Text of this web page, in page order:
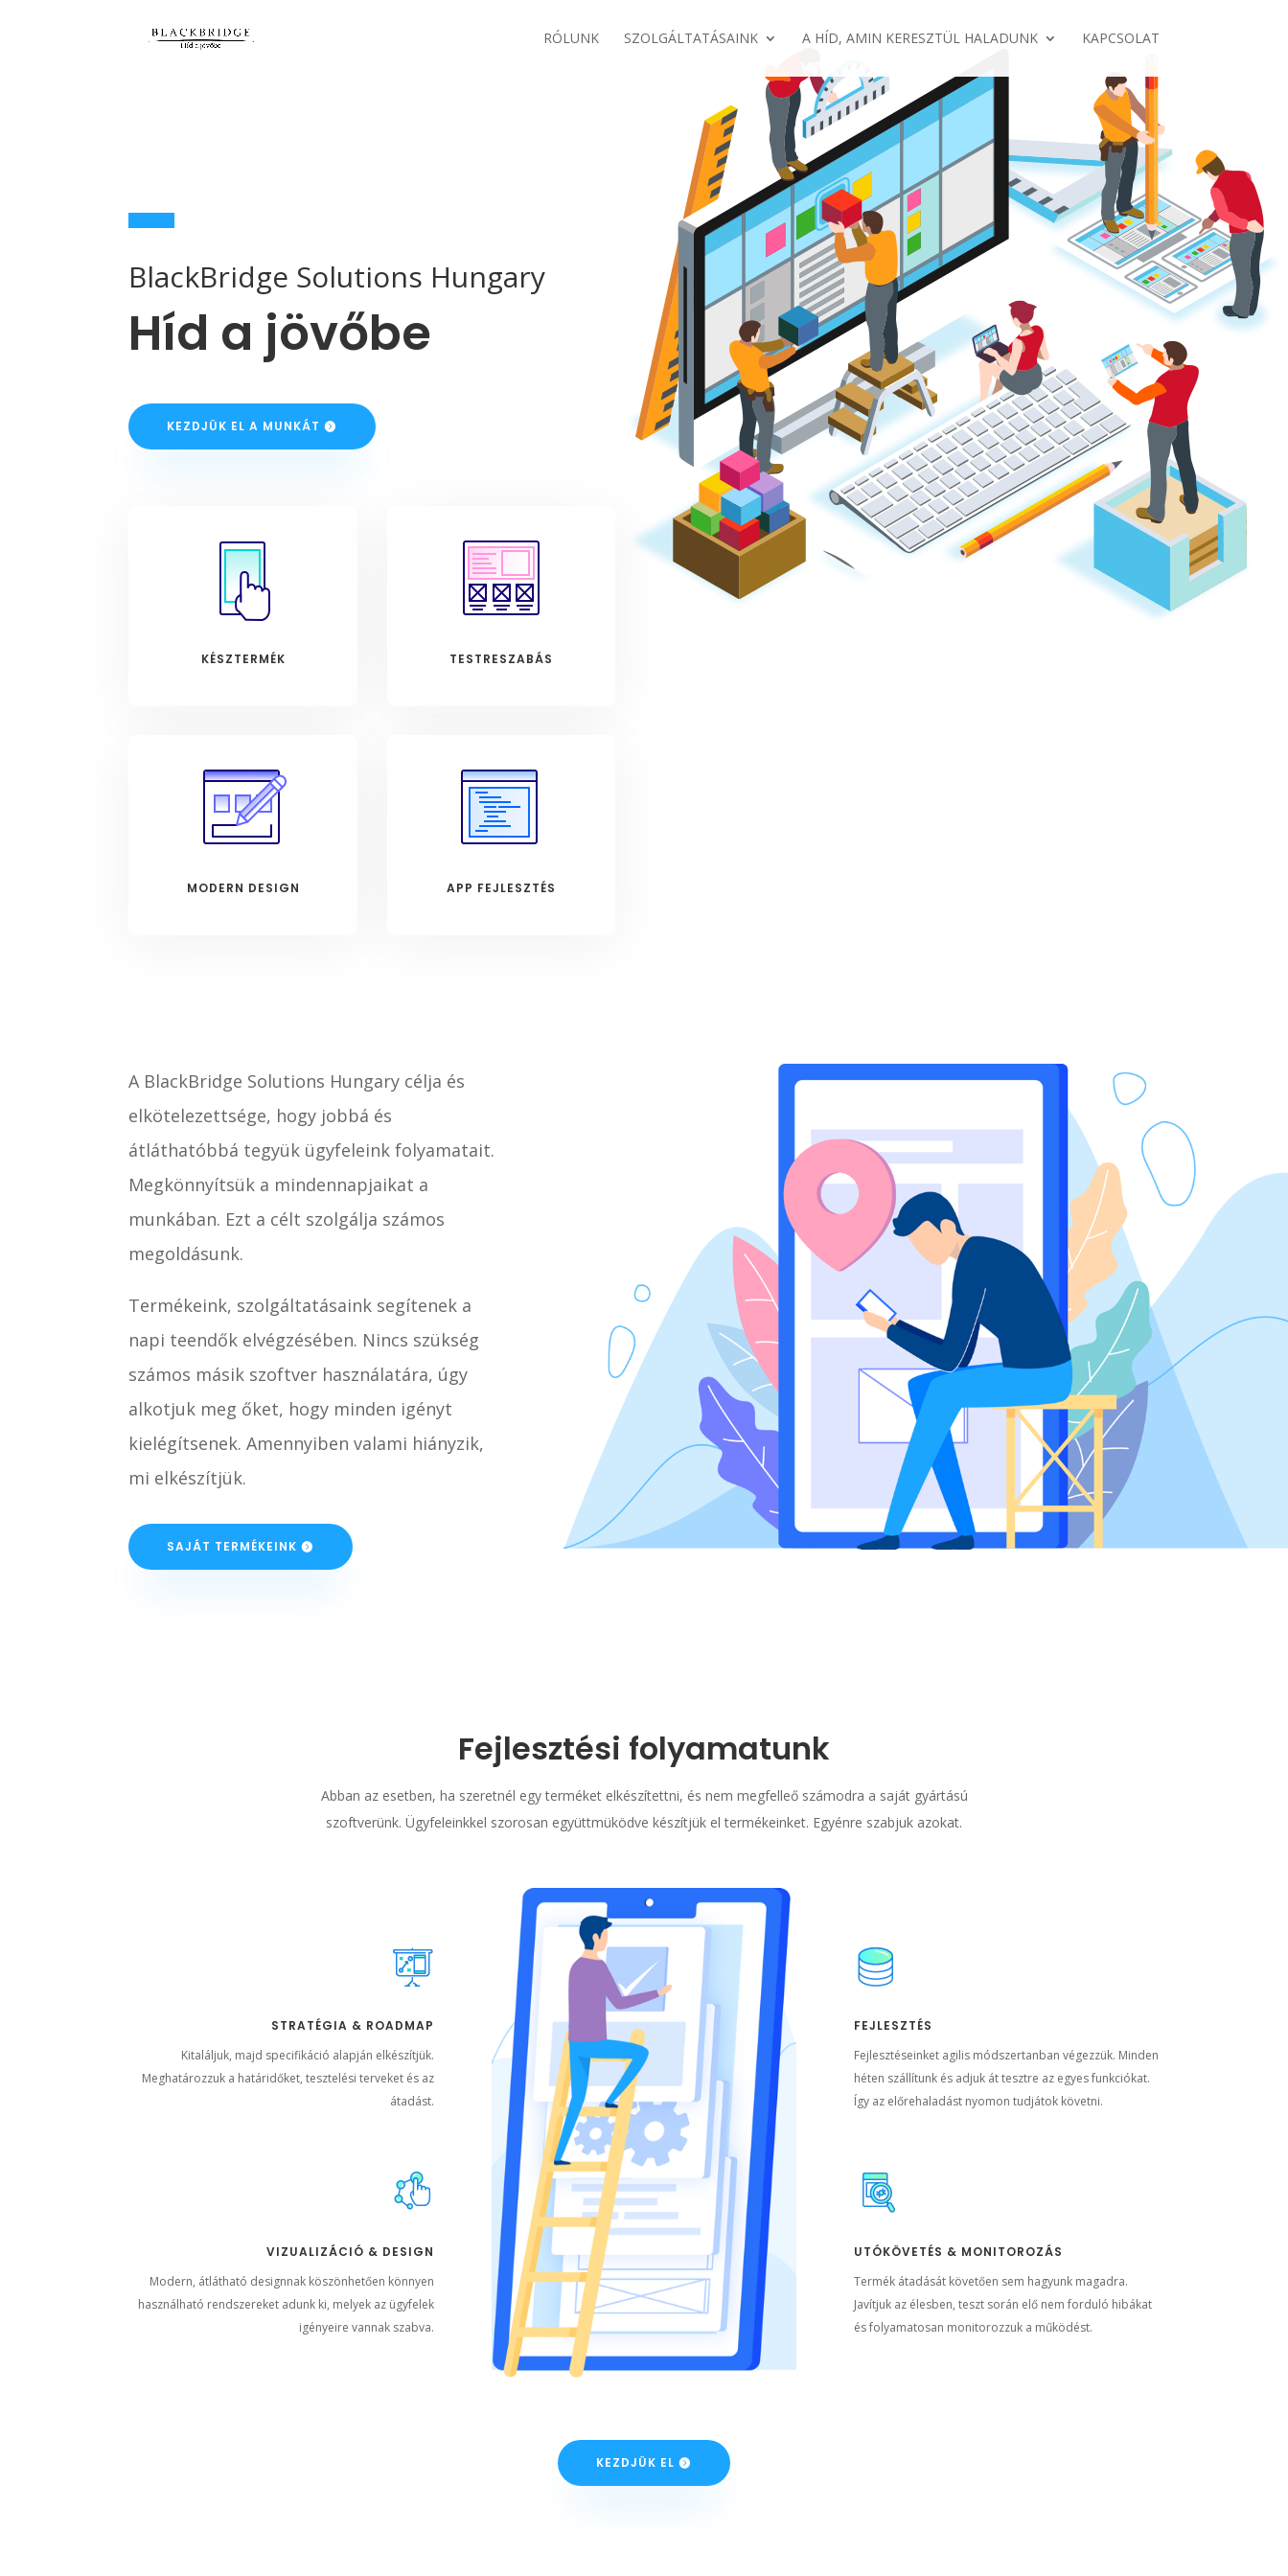
RÓLUNK SZOLGÁLTATÁSAINK A HÍD, AMIN KERESZTÜL HALADUNK KAPCSOLAT
BlackBridge Solutions Hungary
Híd a jövőbe
KEZDJÜK EL A MUNKÁT
KÉSZTERMÉK TESTRESZABÁS
MODERN DESIGN APP FEJLESZTÉS
A BlackBridge Solutions Hungary célja és
elkötelezettsége, hogy jobbá és
átláthatóbbá tegyük ügyfeleink folyamatait.
Megkönnyítsük a mindennapjaikat a
munkában. Ezt a célt szolgálja számos
megoldásunk.
Termékeink, szolgáltatásaink segítenek a
napi teendők elvégzésében. Nincs szükség
számos másik szoftver használatára, úgy
alkotjuk meg őket, hogy minden igényt
kielégítsenek. Amennyiben valami hiányzik,
mi elkészítjük.
SAJÁT TERMÉKEINK
Fejlesztési folyamatunk
Abban az esetben, ha szeretnél egy terméket elkészítettni, és nem megfelleő számodra a saját gyártású
szoftverünk. Ügyfeleinkkel szorosan együttmüködve készítjük el termékeinket. Egyénre szabjuk azokat.
STRATÉGIA & ROADMAP
Kitaláljuk, majd specifikáció alapján elkészítjük.
Meghatározzuk a határidőket, tesztelési terveket és az
átadást.
VIZUALIZÁCIÓ & DESIGN
Modern, átlátható designnak köszönhetően könnyen
használható rendszereket adunk ki, melyek az ügyfelek
igényeire vannak szabva.
FEJLESZTÉS
Fejlesztéseinket agilis módszertanban végezzük. Minden
héten szállítunk és adjuk át tesztre az egyes funkciókat.
Így az előrehaladást nyomon tudjátok követni.
UTÓKÖVETÉS & MONITOROZÁS
Termék átadását követően sem hagyunk magadra.
Javítjuk az élesben, teszt során elő nem forduló hibákat
és folyamatosan monitorozzuk a működést.
KEZDJÜK EL